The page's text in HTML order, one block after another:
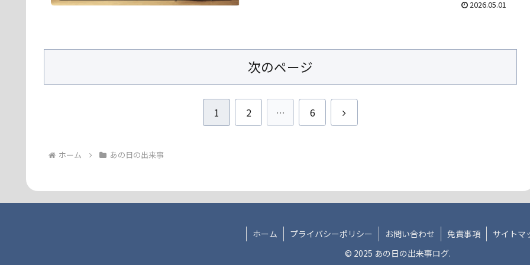
2026.05.01
次のページ
1 2 … 6
次
ホーム あの日の出来事
ホーム プライバシーポリシー お問い合わせ 免責事項
サイトマ
© 2025 あの日の出来事ログ.